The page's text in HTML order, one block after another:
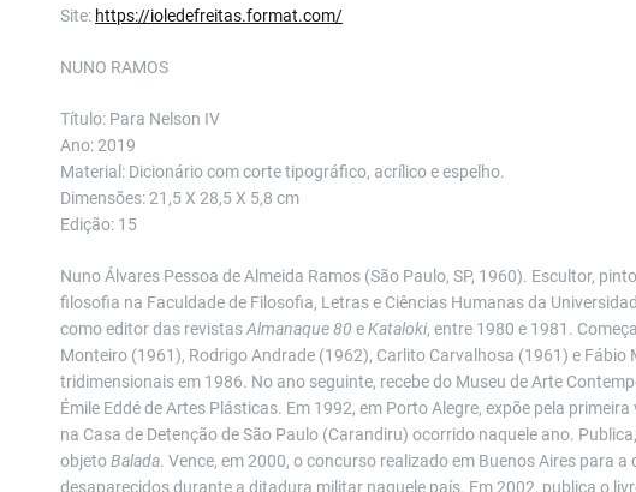
Site: https://ioledefreitas.format.com/
NUNO RAMOS
Título: Para Nelson IV
Ano: 2019
Material: Dicionário com corte tipográfico, acrílico e espelho.
Dimensões: 21,5 X 28,5 X 5,8 cm
Edição: 15
Nuno Álvares Pessoa de Almeida Ramos (São Paulo, SP, 1960). Escultor,
filosofia na Faculdade de Filosofia, Letras e Ciências Humanas da
como editor das revistasAlmanaque 80eKataloki, entre 1980 e 1981.
Monteiro (1961), Rodrigo Andrade (1962), Carlito Carvalhosa (1961) e
tridimensionais em 1986. No ano seguinte, recebe do Museu de Arte
Émile Eddé de Artes Plásticas. Em 1992, em Porto Alegre, expõe pela
na Casa de Detenção de São Paulo (Carandiru) ocorrido naquele ano.
objetoBalada. Vence, em 2000, o concurso realizado em Buenos Aires para
desaparecidos durante a ditadura militar naquele país. Em 2002, publica o